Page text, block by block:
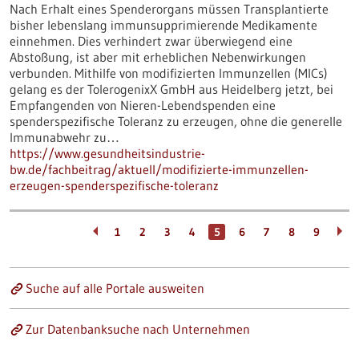
Nach Erhalt eines Spenderorgans müssen Transplantierte
bisher lebenslang immunsupprimierende Medikamente
einnehmen. Dies verhindert zwar überwiegend eine
Abstoßung, ist aber mit erheblichen Nebenwirkungen
verbunden. Mithilfe von modifizierten Immunzellen (MICs)
gelang es der TolerogenixX GmbH aus Heidelberg jetzt, bei
Empfangenden von Nieren-Lebendspenden eine
spenderspezifische Toleranz zu erzeugen, ohne die generelle
Immunabwehr zu…
https://www.gesundheitsindustrie-
bw.de/fachbeitrag/aktuell/modifizierte-immunzellen-
erzeugen-spenderspezifische-toleranz
1 2 3 4 5 6 7 8 9
Suche auf alle Portale ausweiten
Zur Datenbanksuche nach Unternehmen